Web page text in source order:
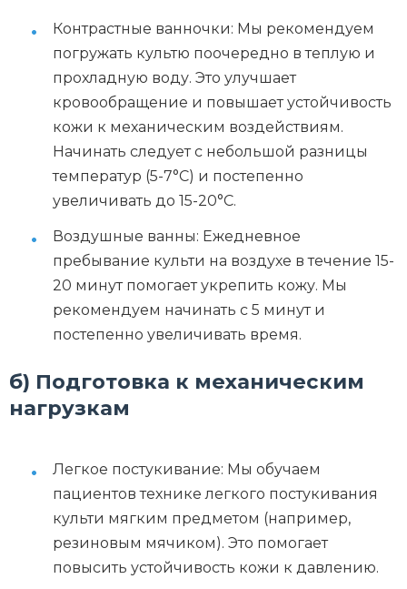
Контрастные ванночки: Мы рекомендуем
погружать культю поочередно в теплую и
прохладную воду. Это улучшает
кровообращение и повышает устойчивость
кожи к механическим воздействиям.
Начинать следует с небольшой разницы
температур (5-7°C) и постепенно
увеличивать до 15-20°C.
Воздушные ванны: Ежедневное
пребывание культи на воздухе в течение 15-
20 минут помогает укрепить кожу. Мы
рекомендуем начинать с 5 минут и
постепенно увеличивать время.
б) Подготовка к механическим
нагрузкам
Легкое постукивание: Мы обучаем
пациентов технике легкого постукивания
культи мягким предметом (например,
резиновым мячиком). Это помогает
повысить устойчивость кожи к давлению.